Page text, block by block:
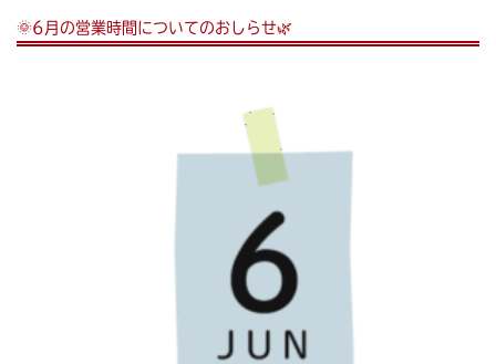
🌞6月の営業時間についてのおしらせ🌿